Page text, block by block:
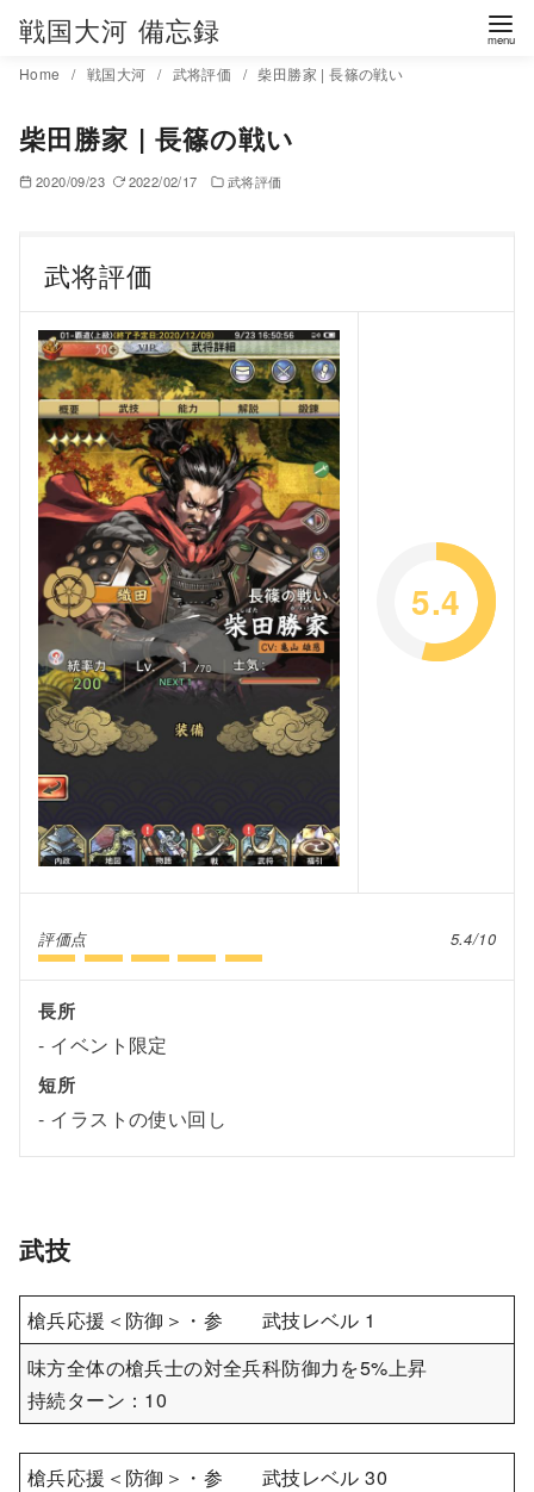
戦国大河 備忘録
Home 戦国大河 武将評価 柴田勝家 | 長篠の戦い
柴田勝家 | 長篠の戦い
2020/09/23 2022/02/17 武将評価
武将評価
5.4
評価点 5.4/10
長所
イベント限定
短所
イラストの使い回し
武技
槍兵応援＜防御＞・参 武技レベル 1
味方全体の槍兵士の対全兵科防御力を5%上昇
持続ターン：10
槍兵応援＜防御＞・参 武技レベル 30